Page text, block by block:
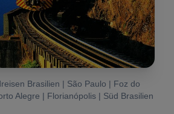
Brasilien | São Paulo | Foz do
Alegre | Florianópolis | Süd Brasilien